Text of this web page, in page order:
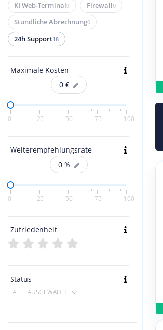
KI Web-Terminal0 Firewall0
Stündliche Abrechnung0
24h Support18
Maximale Kosten
0 €
0 25 50 75 100
Weiterempfehlungsrate
0 %
0 25 50 75 100
Zufriedenheit
Status
ALLE AUSGEWÄHLT